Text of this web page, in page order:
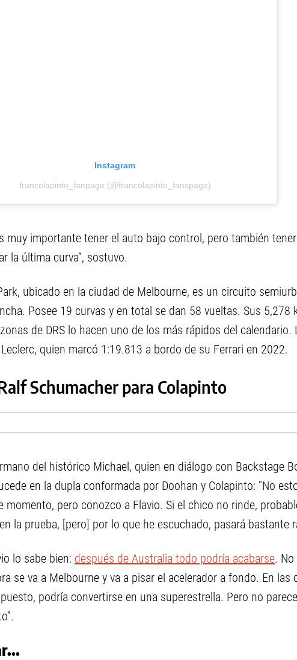
Instagram
francolapinto_fanpage (@francolapinto_fanspage)
muy importante tener el auto bajo control, pero también
la última curva”, sostuvo.
ubicado en la ciudad de Melbourne, es un circuito
Posee 19 curvas y en total se dan 58 vueltas. Sus 5,278
de DRS lo hacen uno de los más rápidos del calendario.
quien marcó 1:19.813 a bordo de su Ferrari en 2022.
Schumacher para Colapinto
del histórico Michael, quien en diálogo con Backstage
en la dupla conformada por Doohan y Colapinto: "No
momento, pero conozco a Flavio. Si el chico no rinde,
la prueba, [pero] por lo que he escuchado, pasará bastante
lo sabe bien: después de Australia todo podría acabarse.
se va a Melbourne y va a pisar el acelerador a fondo. En las
podría convertirse en una superestrella. Pero no